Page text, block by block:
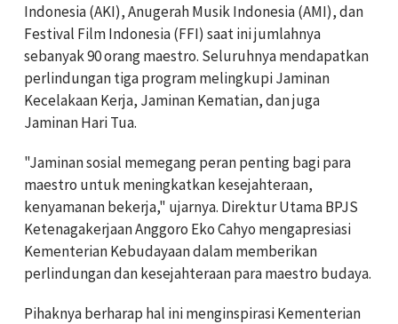
Indonesia (AKI), Anugerah Musik Indonesia (AMI), dan
Festival Film Indonesia (FFI) saat ini jumlahnya
sebanyak 90 orang maestro. Seluruhnya mendapatkan
perlindungan tiga program melingkupi Jaminan
Kecelakaan Kerja, Jaminan Kematian, dan juga
Jaminan Hari Tua.
"Jaminan sosial memegang peran penting bagi para
maestro untuk meningkatkan kesejahteraan,
kenyamanan bekerja," ujarnya. Direktur Utama BPJS
Ketenagakerjaan Anggoro Eko Cahyo mengapresiasi
Kementerian Kebudayaan dalam memberikan
perlindungan dan kesejahteraan para maestro budaya.
Pihaknya berharap hal ini menginspirasi Kementerian